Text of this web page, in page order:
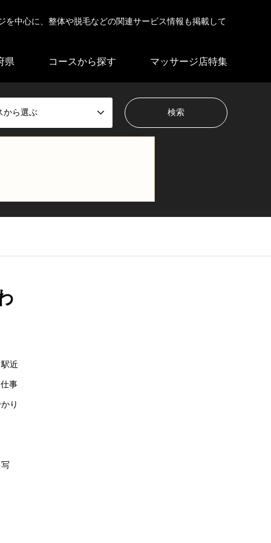
中心に、整体や脱毛などの関連サービス情報も掲載して
県 コースから探す マッサージ店特集
から選ぶ
近
事
り